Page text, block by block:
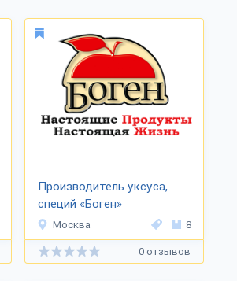
Производитель уксуса,
специй «Боген»
Москва 8
0 отзывов